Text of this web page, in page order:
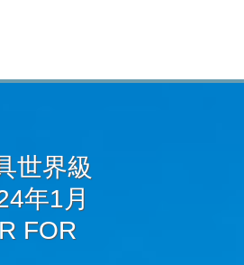
世界級
年1月
FOR